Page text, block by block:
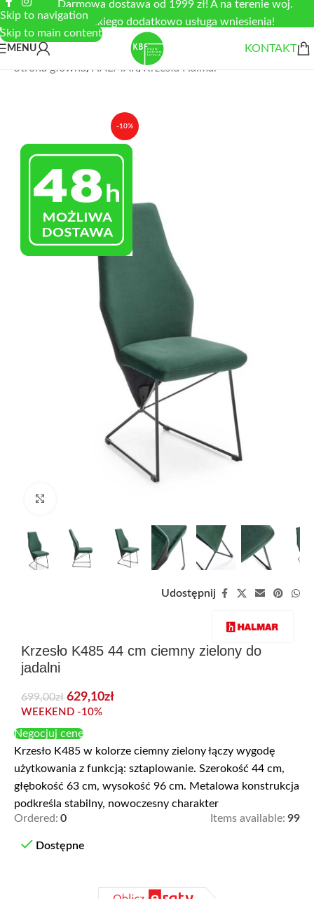
Skip to navigation
Skip to main content
Darmowa dostawa od 1999 zł! A na terenie woj.
łódzkiego dodatkowo usługa wniesienia!
MENU
KONTAKT
Strona główna/ HALMAR/Krzesła Halmar
-10%
Udostępnij
Krzesło K485 44 cm ciemny zielony do
jadalni
699,00zł 629,10zł
WEEKEND -10%
Negocjuj cenę
Krzesło K485 w kolorze ciemny zielony łączy wygodę
użytkowania z funkcją: sztaplowanie. Szerokość 44 cm,
głębokość 63 cm, wysokość 96 cm. Metalowa konstrukcja
podkreśla stabilny, nowoczesny charakter
Ordered: 0 Items available: 99
Dostępne